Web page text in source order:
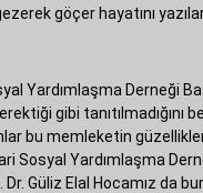
göçer hayatını
Yardımlaşma Derneği
gibi tanıtılmadığını
bu memleketin
Sosyal Yardımlaşma
Güliz Elal Hocamız da